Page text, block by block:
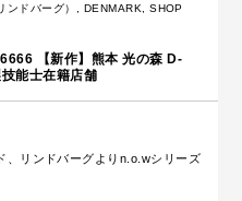
ンドバーグ） DENMARK ,SHOP
【新作】熊本 光の森 D-
能士在籍店舗
、リンドバーグよりn.o.wシリーズ